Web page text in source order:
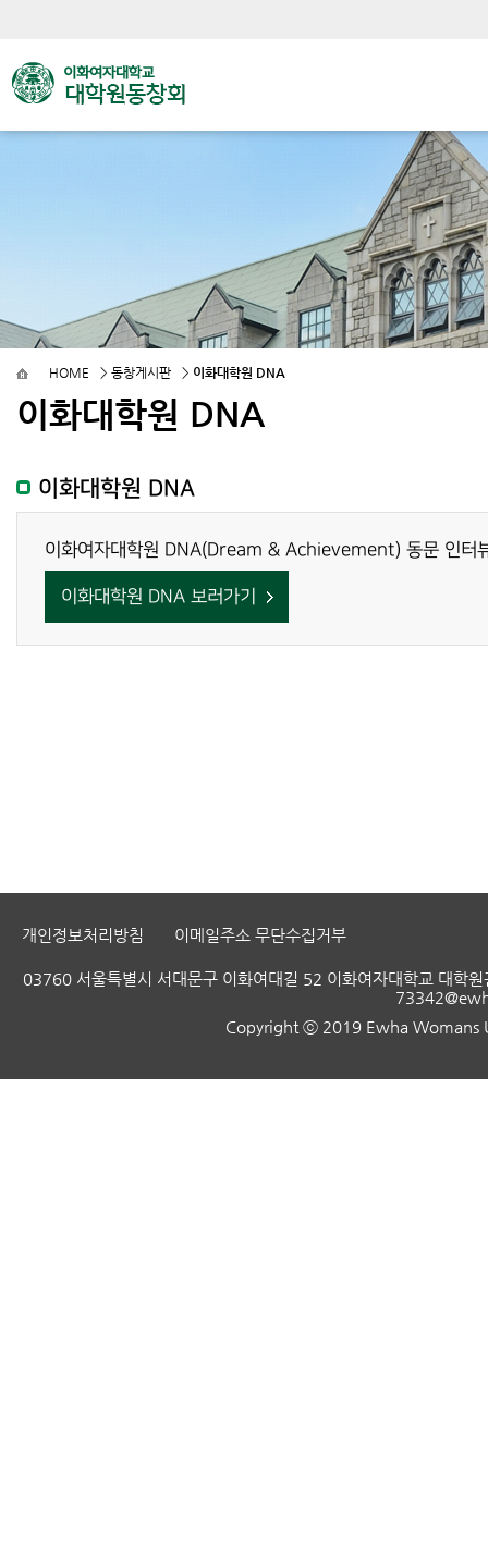
HOME > 동창게시판 > 이화대학원 DNA
이화대학원 DNA
이화대학원 DNA
이화여자대학원 DNA(Dream & Achievement) 동문 인터
이화대학원 DNA 보러가기
개인정보처리방침 이메일주소 무단수집거부
03760 서울특별시 서대문구 이화여대길 52 이화여자대학교 대학
Copyright ⓒ 2019 Ewha Womans